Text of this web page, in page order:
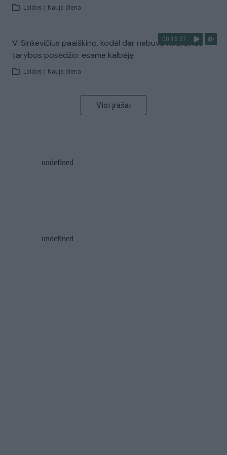
Laidos Nauja diena
00:16:37
V. Sinkevičius paaiškino, kodėl dar nebuvo Koalicinės
tarybos posėdžio: esame kalbėję
Laidos Nauja diena
Visi įrašai